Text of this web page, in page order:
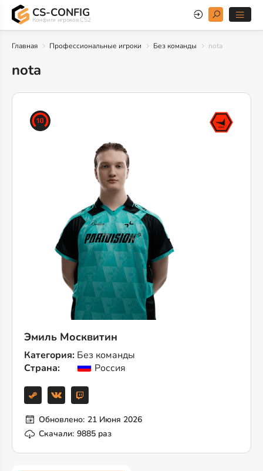
CS-CONFIG
Конфиги игроков CS2
Главная Профессиональные игроки Без команды nota
nota
Эмиль Москвитин
Категория: Без команды
Страна:
Россия
Обновлено: 21 Июня 2026
Скачали: 9885 раз